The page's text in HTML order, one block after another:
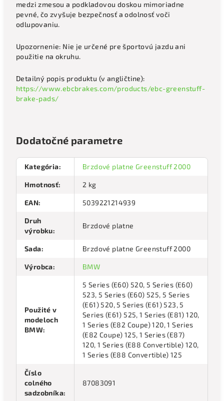
medzi zmesou a podkladovou doskou mimoriadne
pevné, čo zvyšuje bezpečnosť a odolnosť voči
odlupovaniu.
Upozornenie: Nie je určené pre športovú jazdu ani
použitie na okruhu.
Detailný popis produktu (v angličtine):
https://www.ebcbrakes.com/products/ebc-greenstuff-
brake-pads/
Dodatočné parametre
Kategória: Brzdové platne Greenstuff 2000
Hmotnosť: 2 kg
EAN: 5039221214939
Druh
výrobku:
Brzdové platne
Sada: Brzdové platne Greenstuff 2000
Výrobca: BMW
Použité v
modeloch
BMW:
5 Series (E60) 520, 5 Series (E60)
523, 5 Series (E60) 525, 5 Series
(E61) 520, 5 Series (E61) 523, 5
Series (E61) 525, 1 Series (E81) 120,
1 Series (E82 Coupe) 120, 1 Series
(E82 Coupe) 125, 1 Series (E87)
120, 1 Series (E88 Convertible) 120,
1 Series (E88 Convertible) 125
Číslo
colného
sadzobníka:
87083091